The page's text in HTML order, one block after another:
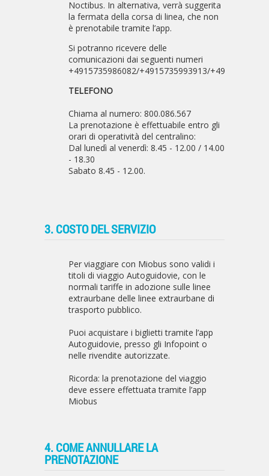
Noctibus. In alternativa, verrà suggerita
la fermata della corsa di linea, che non
è prenotabile tramite l’app.
Si potranno ricevere delle
comunicazioni dai seguenti numeri
+4915735986082/+4915735993913/
TELEFONO
Chiama al numero: 800.086.567
La prenotazione è effettuabile entro gli
orari di operatività del centralino:
Dal lunedì al venerdì: 8.45 - 12.00 / 14.00
- 18.30
Sabato 8.45 - 12.00.
3. COSTO DEL SERVIZIO
Per viaggiare con Miobus sono validi i
titoli di viaggio Autoguidovie, con le
normali tariffe in adozione sulle linee
extraurbane delle linee extraurbane di
trasporto pubblico.
Puoi acquistare i biglietti tramite l’app
Autoguidovie, presso gli Infopoint o
nelle rivendite autorizzate.
Ricorda: la prenotazione del viaggio
deve essere effettuata tramite l’app
Miobus
4. COME ANNULLARE LA
PRENOTAZIONE